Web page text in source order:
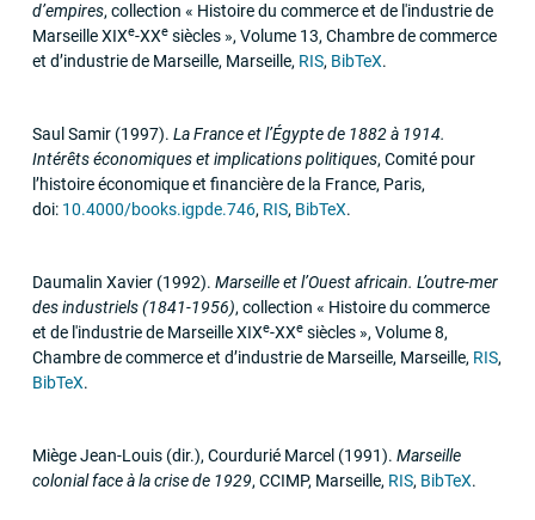
d’empires,collection « Histoire du commerce et de l'industrie de
MarseilleXIXe-XXesiècles »,Volume 13,Chambre de commerce
et d’industrie de Marseille, Marseille, RIS, BibTeX.
Saul Samir (1997). La France et l’Égypte de 1882 à 1914.
Intérêts économiques et implications politiques,Comité pour
l’histoire économique et financière de la France, Paris,
doi: 10.4000/books.igpde.746, RIS, BibTeX.
Daumalin Xavier (1992). Marseille et l’Ouest africain. L’outre-mer
des industriels (1841-1956),collection « Histoire du commerce
et de l'industrie de MarseilleXIXe-XXesiècles »,Volume 8,
Chambre de commerce et d’industrie de Marseille, Marseille, RIS,
BibTeX.
Miège Jean-Louis (dir.), Courdurié Marcel (1991). Marseille
colonial face à la crise de 1929,CCIMP, Marseille, RIS, BibTeX.